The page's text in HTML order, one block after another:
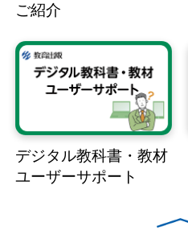
ご紹介
デジタル教科書・教材
ユーザーサポート